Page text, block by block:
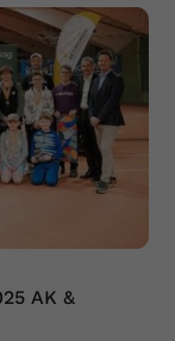
AK &